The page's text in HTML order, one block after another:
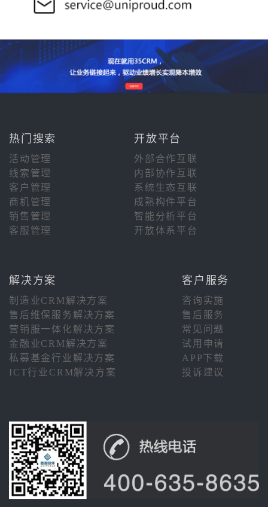
热门搜索 开放平台
活动管理
外部合作互联
线索管理
内部协作互联
客户管理
系统生态互联
商机管理
成熟构件平台
销售管理
智能分析平台
客服管理
开放体系平台
解决方案 客户服务
制造业CRM解决方案
咨询实施
售后维保服务解决方案
售后服务
营销服一体化解决方案
常见问题
金融业CRM解决方案
试用申请
私募基金行业解决方案
APP下载
ICT行业CRM解决方案
投诉建议